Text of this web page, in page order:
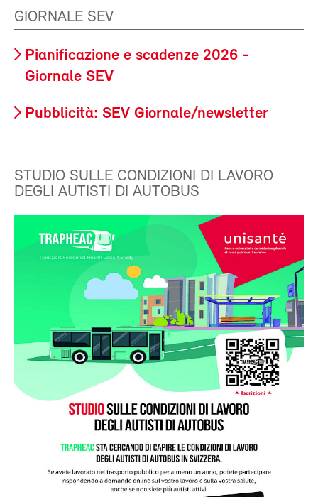
GIORNALE SEV
Pianificazione e scadenze 2026 -
Giornale SEV
Pubblicità: SEV Giornale/newsletter
STUDIO SULLE CONDIZIONI DI LAVORO
DEGLI AUTISTI DI AUTOBUS